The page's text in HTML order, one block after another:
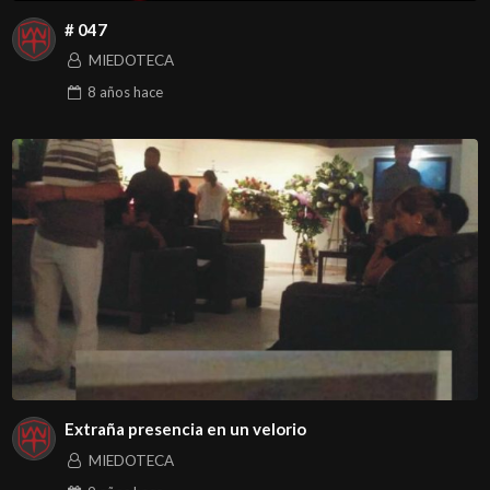
# 047
MIEDOTECA
8 añoshace
Extraña presencia en un velorio
MIEDOTECA